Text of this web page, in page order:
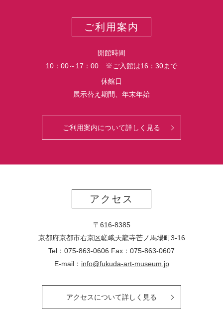
ご利用案内
開館時間
10：00～17：00 ※ご入館は16：30まで
休館日
展示替え期間、年末年始
ご利用案内について詳しく見る
アクセス
〒616-8385
京都府京都市右京区嵯峨天龍寺芒ノ馬場町3-16
Tel：075-863-0606 Fax：075-863-0607
E-mail： info@fukuda-art-museum.jp
アクセスについて詳しく見る